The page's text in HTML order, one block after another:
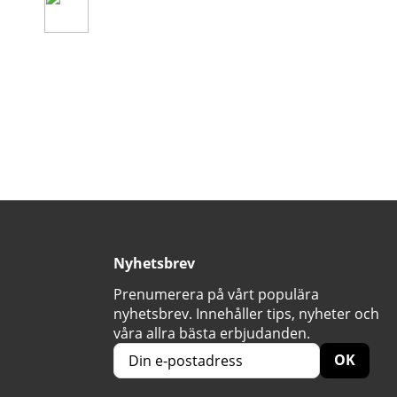
Nyhetsbrev
Prenumerera på vårt populära
nyhetsbrev. Innehåller tips, nyheter och
våra allra bästa erbjudanden.
OK